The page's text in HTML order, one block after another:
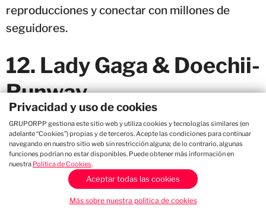
reproducciones y conectar con millones de
seguidores.
12. Lady Gaga & Doechii-
Runway
Cada vez, "Runway" gana más fuerza entre el
público.
11. TIMØ-No Hay Que
LLorar
Privacidad y uso de cookies
GRUPORPP gestiona este sitio web y utiliza cookies y tecnologías similares (en
adelante “Cookies”) propias y de terceros. Acepte las condiciones para continuar
navegando en nuestro sitio web sin restricción alguna; de lo contrario, algunas
funciones podrían no estar disponibles. Puede obtener más información en
nuestra Política de Cookies.
Aceptar todas las cookies
Más sobre nuestra política de cookies